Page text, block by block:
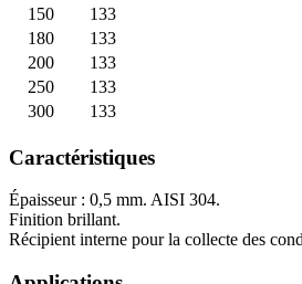
150
133
180
133
200
133
250
133
300
133
Caractéristiques
Épaisseur : 0,5 mm. AISI 304.
Finition brillant.
Récipient interne pour la collecte des